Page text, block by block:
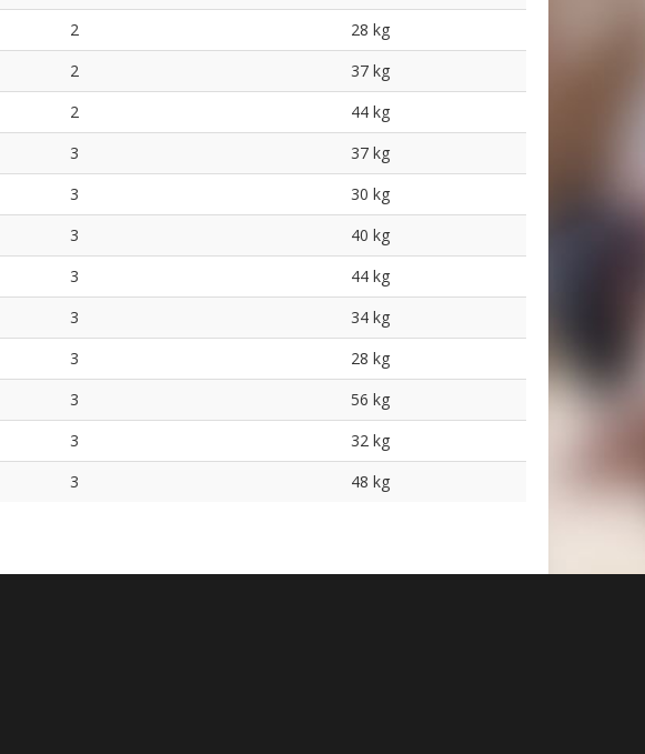
2
28 kg
2
37 kg
2
44 kg
3
37 kg
3
30 kg
3
40 kg
3
44 kg
3
34 kg
3
28 kg
3
56 kg
3
32 kg
3 48 kg